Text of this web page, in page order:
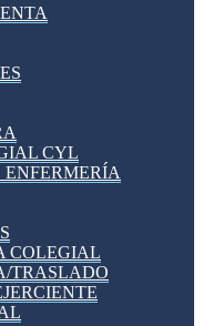
CYL
ENFERMERÍA
COLEGIAL
TRASLADO